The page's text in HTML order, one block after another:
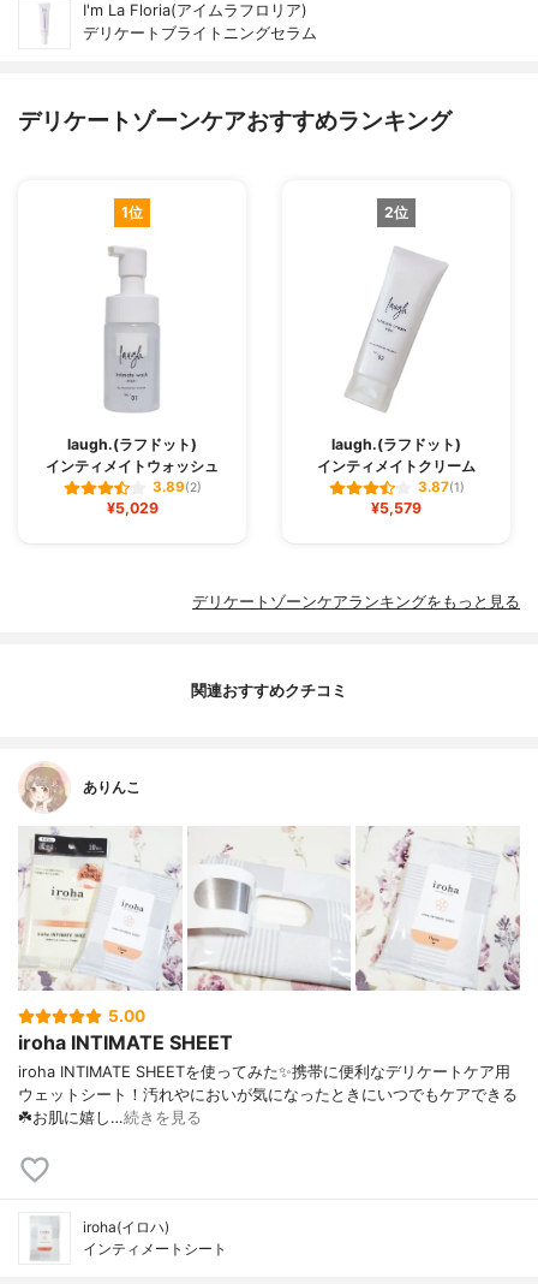
I'm La Floria(アイムラフロリア)
デリケートブライトニングセラム
デリケートゾーンケアおすすめランキング
1位
laugh.(ラフドット)
インティメイトウォッシュ
3.89(2)
¥5,029
2位
laugh.(ラフドット)
インティメイトクリーム
3.87(1)
¥5,579
デリケートゾーンケアランキングをもっと見る
関連おすすめクチコミ
ありんこ
5.00
iroha INTIMATE SHEET
iroha INTIMATE SHEETを使ってみた✨携帯に便利なデリケートケア用
ウェットシート！汚れやにおいが気になったときにいつでもケアできる
☘️お肌に嬉し…続きを見る
iroha(イロハ)
インティメートシート